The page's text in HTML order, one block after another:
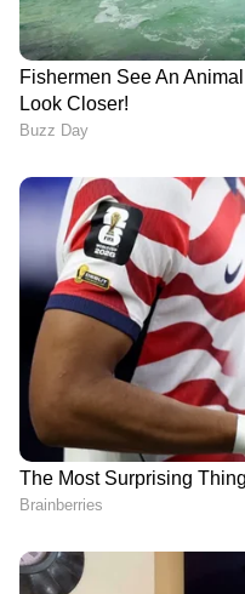
നാദിറ കുറിച്ചത്.
DOWNLOAD APP
Bigg Boss
Mollywood news
Newsഒരൊറ്റ
എവിടെയും
താളത്തിൽ
മലയാളം